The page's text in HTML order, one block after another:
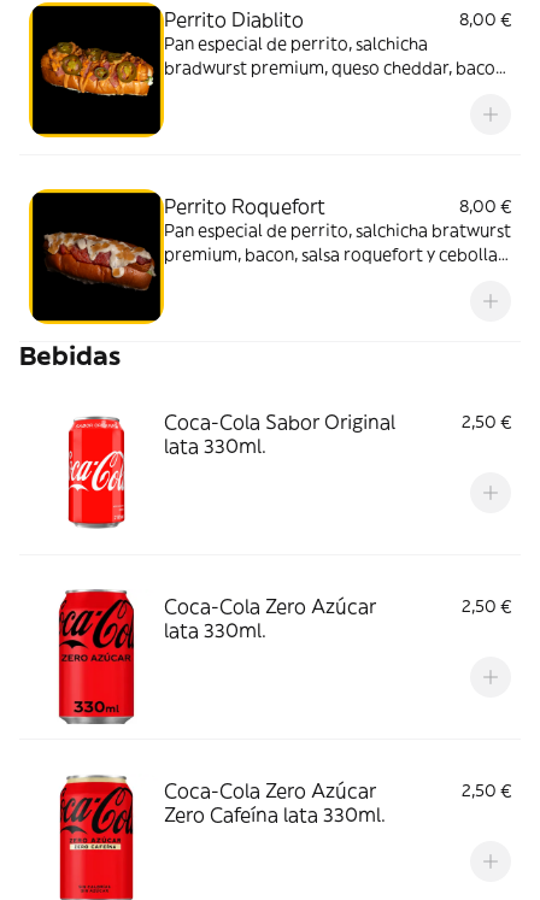
Perrito Diablito
8,00 €
Pan especial de perrito, salchicha
bradwurst premium, queso cheddar, bacon,
Perrito Roquefort
8,00 €
Pan especial de perrito, salchicha bratwurst
premium, bacon, salsa roquefort y cebolla
Bebidas
Coca-Cola Sabor Original
lata 330ml.
2,50 €
Coca-Cola Zero Azúcar
lata 330ml.
2,50 €
Coca-Cola Zero Azúcar
Zero Cafeína lata 330ml.
2,50 €